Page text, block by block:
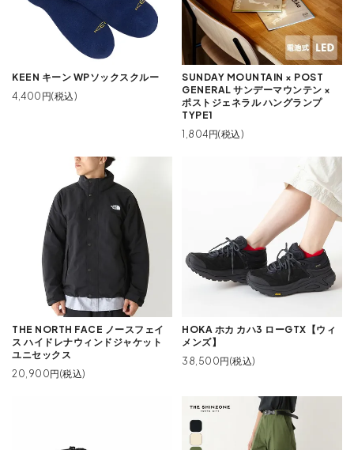
KEEN キーン WPソックスクルー
4,400円(税込)
SUNDAY MOUNTAIN × POST
GENERAL サンデーマウンテン ×
ポストジェネラル ハングランプ
TYPE1
1,804円(税込)
THE NORTH FACE ノースフェイ
ス ハイドレナウィンドジャケット
ユニセックス
20,900円(税込)
HOKA ホカ カハ3 ローGTX【ウィ
メンズ】
38,500円(税込)